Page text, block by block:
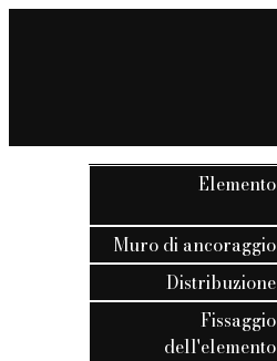
Elemento
Muro di ancoraggio
Distribuzione
Fissaggio
dell'elemento